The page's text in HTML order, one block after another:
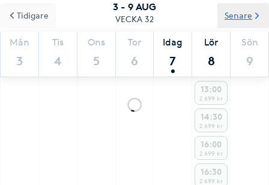
3 - 9 AUG
VECKA 32
Mån
3
Tis
4
Ons
5
Tor
6
Idag
7
Lör
8
Sön
9
Tidigare Senare
13:00
2 699 kr
14:30
2 699 kr
16:00
2 699 kr
16:30
2 699 kr